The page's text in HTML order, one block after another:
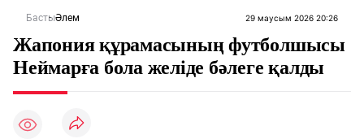
БастыӘлем 29 маусым 2026 20:26
Жапония құрамасының футболшысы
Неймарға бола желіде бәлеге қалды